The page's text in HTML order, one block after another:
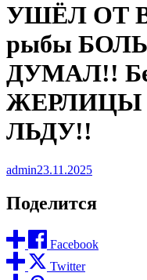
УШЁЛ ОТ
рыбы
ДУМАЛ!!
ЖЕРЛИЦЫ
ЛЬДУ!!
admin23.11.2025
Поделится
Facebook
Twitter